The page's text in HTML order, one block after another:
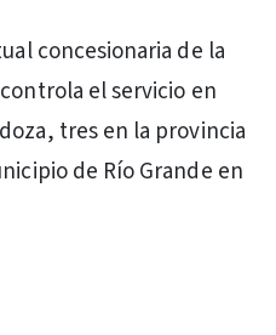
concesionaria de la
el servicio en
tres en la provincia
de Río Grande en